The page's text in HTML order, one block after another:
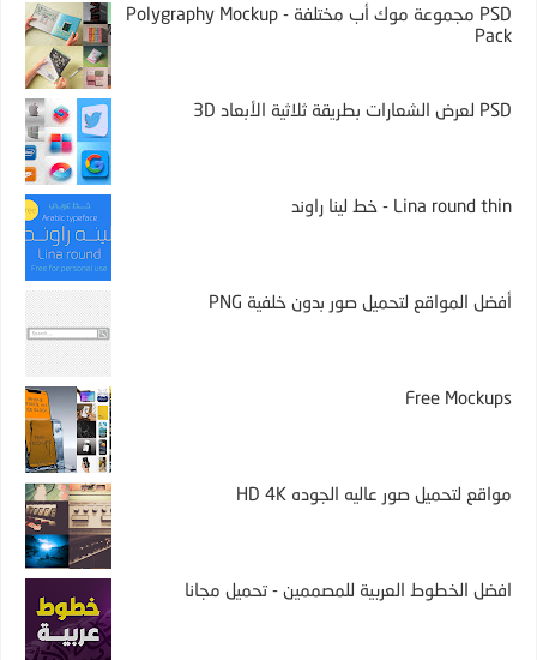
PSD مجموعة موك أب مختلفة - Polygraphy Mockup
Pack
PSD لعرض الشعارات بطريقة ثلاثية الأبعاد 3D
Lina round thin - خط لينا راوند
أفضل المواقع لتحميل صور بدون خلفية PNG
Free Mockups
مواقع لتحميل صور عاليه الجوده HD 4K
افضل الخطوط العربية للمصممين - تحميل مجانا